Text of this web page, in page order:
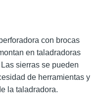
con brocas
en taladradoras
sierras se pueden
de herramientas y
la taladradora.